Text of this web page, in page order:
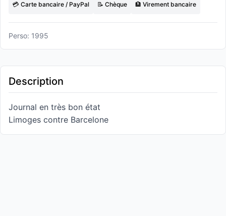
💳 Carte bancaire / PayPal 📝 Chèque 🏦 Virement bancaire
Perso: 1995
Description
Journal en très bon état
Limoges contre Barcelone